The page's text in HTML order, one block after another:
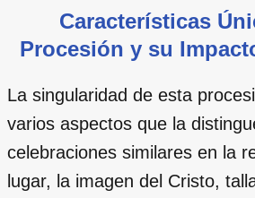
Características
Procesión y su
La singularidad de esta
varios aspectos que la
celebraciones similares en la
lugar, la imagen del Cristo,